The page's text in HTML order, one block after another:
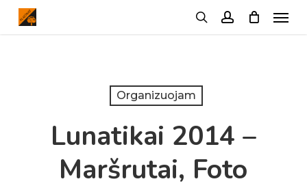
Skip
Menu
Organizuojam
Lunatikai 2014 –
Maršrutai, Foto